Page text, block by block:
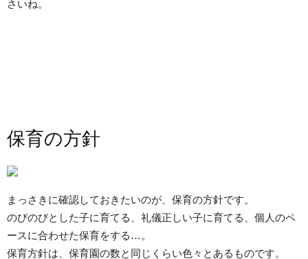
さいね。
保育の方針
まっさきに確認しておきたいのが、保育の方針です。
のびのびとした子に育てる、礼儀正しい子に育てる、個人のペ
ースに合わせた保育をする…。
保育方針は、保育園の数と同じくらい色々とあるものです。